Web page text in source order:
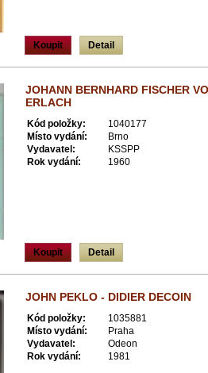
Koupit Detail
JOHANN BERNHARD FISCHER
ERLACH
Kód položky:
1040177
Místo vydání:
Brno
Vydavatel:
KSSPP
Rok vydání:
1960
Koupit Detail
JOHN PEKLO - DIDIER DECOIN
Kód položky:
1035881
Místo vydání:
Praha
Vydavatel:
Odeon
Rok vydání:
1981